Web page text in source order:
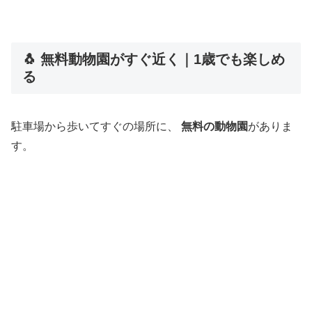
🐧 無料動物園がすぐ近く｜1歳でも楽しめ
る
駐車場から歩いてすぐの場所に、 無料の動物園がありま
す。